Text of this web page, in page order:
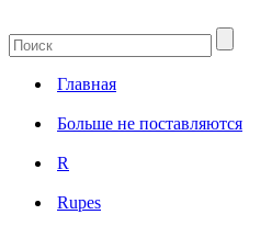
Главная
Больше не поставляются
R
Rupes